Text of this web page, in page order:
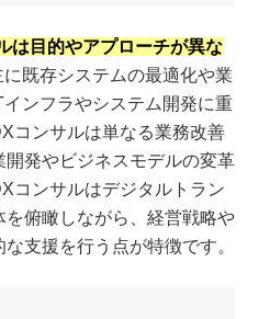
は目的やアプローチが異な
既存システムの最適化や業
ンフラやシステム開発に重
コンサルは単なる業務改善
発やビジネスモデルの変革
コンサルはデジタルトラン
俯瞰しながら、経営戦略や
支援を行う点が特徴です。